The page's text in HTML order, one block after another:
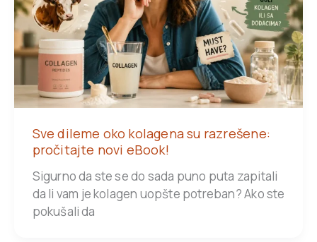
Sve dileme oko kolagena su razrešene:
pročitajte novi eBook!
Sigurno da ste se do sada puno puta zapitali
da li vam je kolagen uopšte potreban? Ako ste
pokušali da